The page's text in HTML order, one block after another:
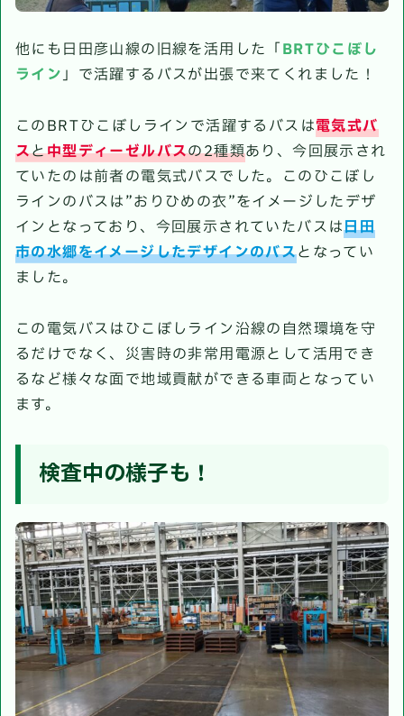
他にも日田彦山線の旧線を活用した「BRTひこぼし
ライン」で活躍するバスが出張で来てくれました！
このBRTひこぼしラインで活躍するバスは電気式バ
スと中型ディーゼルバスの2種類あり、今回展示され
ていたのは前者の電気式バスでした。このひこぼし
ラインのバスは”おりひめの衣”をイメージしたデザ
インとなっており、今回展示されていたバスは日田
市の水郷をイメージしたデザインのバスとなってい
ました。
この電気バスはひこぼしライン沿線の自然環境を守
るだけでなく、災害時の非常用電源として活用でき
るなど様々な面で地域貢献ができる車両となってい
ます。
検査中の様子も！